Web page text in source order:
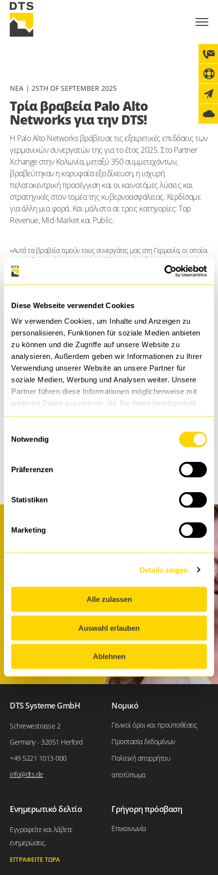
Diese Webseite verwendet Cookies
Wir verwenden Cookies, um Inhalte und Anzeigen zu
personalisieren, Funktionen für soziale Medien anbieten
zu können und die Zugriffe auf unsere Website zu
analysieren. Außerdem geben wir Informationen zu Ihrer
Verwendung unserer Website an unsere Partner für
soziale Medien, Werbung und Analysen weiter. Unsere
Partner führen diese Informationen möglicherweise mit
weiteren Daten zusammen, die Sie ihnen bereitgestellt
Notwendig
Präferenzen
Statistiken
Marketing
Details zeigen
Alle zulassen
Auswahl erlauben
Ablehnen
ΝΈΑ 25TH OF SEPTEMBER 2025
Τρία βραβεία Palo Alto
Networks για την DTS!
Η Palo Alto Networks βράβευσε τις εξαιρετικές επιδόσεις των
γερμανικών συνεργατών της για το έτος 2025. Στο Partner
Xchange στην Κολωνία, μεταξύ 350 συμμετεχόντων,
βραβεύτηκαν η κορυφαία εξειδίκευση, η ισχυρή
πελατοκεντρική προσέγγιση και οι καινοτόμες λύσεις και
στρατηγικές στον τομέα της κυβερνοασφάλειας. Κερδίσαμε
για άλλη μια φορά. Και μάλιστα σε τρεις κατηγορίες: Top
Revenue, Mid-Market και Public.
«Αυτά τα βραβεία τιμούν τους συνεργάτες μας στη Γερμανία, οι οποίοι
με την εξαιρετική τους αφοσίωση θέτουν τα θεμέλια για την επιτυχία
των κοινών μας πελατειακών έργων. Συγχαίρω όλους τους νικητές για
αυτή την άξια αναγνώριση. Η συνεργασία μας βασίζεται σε βαθιά
προκλήσεις στον ψηφιακό κόσμο και να διαμορφώσουμε έτσι ένα
ασφαλέστερο ψηφιακό μέλλον για τη Γερμανία», δηλώνει ο Marc
Müller, Senior Director Channel Central Region στην Palo Alto
Networks.
DTS & PALO ALTO NETWORKS
Θέλετε να μας γνωρίσετε;
ένα ραντεβού
ΚΛΕΊΣΤΕ ΡΑΝΤΕΒΟΎ
DTS Systeme GmbH
Schrewestrasse 2
Germany - 32051 Herford
+49 5221 1013-000
info@dts.de
Νομικό
Γενικοί όροι και προϋποθέσεις
Προστασία δεδομένων
Πολιτική απορρήτου
αποτύπωμα
Ενημερωτικό δελτίο
Εγγραφείτε και λάβετε
ενημερώσεις.
ΕΓΓΡΑΦΕΊΤΕ ΤΏΡΑ
Γρήγορη πρόσβαση
Επικοινωνία